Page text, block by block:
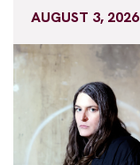
AUGUST 3, 2026